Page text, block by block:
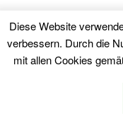
3300 mAh Lithium-
Diese Website
verbessern. Durch die
mit allen Cookies